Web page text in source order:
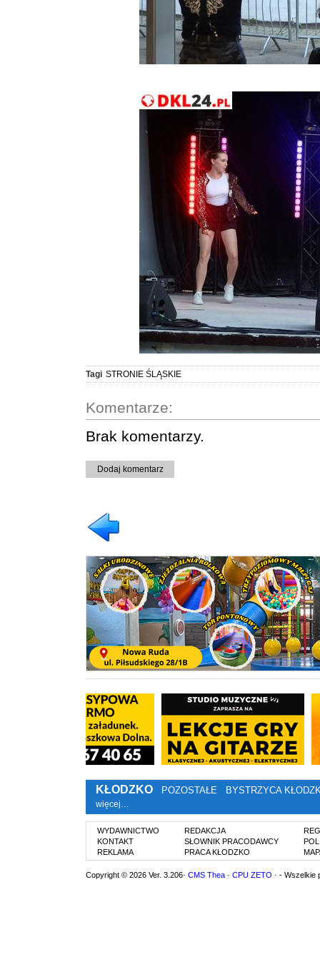
Tagi STRONIE ŚLĄSKIE
Komentarze:
Brak komentarzy.
Dodaj komentarz
KŁODZKO POZOSTAŁE BYSTRZYCA
więcej…
WYDAWNICTWO
KONTAKT
REKLAMA
REDAKCJA
SŁOWNIK PRACODAWCY
PRACA KŁODZKO
Copyright © 2026 Ver. 3.206· CMS Thea · CPU ZETO · - Wszelkie